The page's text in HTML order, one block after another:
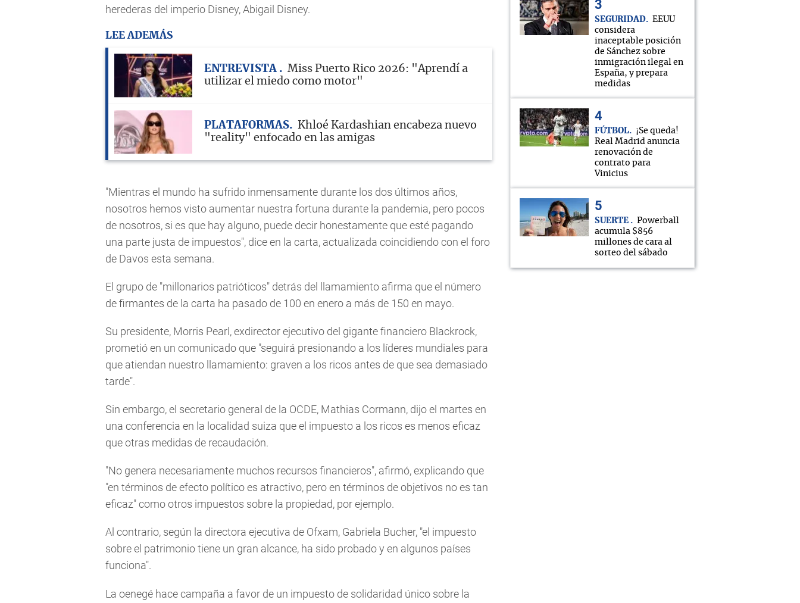
herederas del imperio Disney, Abigail Disney.
LEE ADEMÁS
ENTREVISTA
Miss Puerto Rico 2026: "Aprendí a
utilizar el miedo como motor"
PLATAFORMAS
Khloé Kardashian encabeza nuevo
"reality" enfocado en las amigas
"Mientras el mundo ha sufrido inmensamente durante los dos últimos años,
nosotros hemos visto aumentar nuestra fortuna durante la pandemia, pero pocos
de nosotros, si es que hay alguno, puede decir honestamente que esté pagando
una parte justa de impuestos", dice en la carta, actualizada coincidiendo con el foro
de Davos esta semana.
El grupo de "millonarios patrióticos" detrás del llamamiento afirma que el número
de firmantes de la carta ha pasado de 100 en enero a más de 150 en mayo.
Su presidente, Morris Pearl, exdirector ejecutivo del gigante financiero Blackrock,
prometió en un comunicado que "seguirá presionando a los líderes mundiales para
que atiendan nuestro llamamiento: graven a los ricos antes de que sea demasiado
tarde".
Sin embargo, el secretario general de la OCDE, Mathias Cormann, dijo el martes en
una conferencia en la localidad suiza que el impuesto a los ricos es menos eficaz
que otras medidas de recaudación.
"No genera necesariamente muchos recursos financieros", afirmó, explicando que
"en términos de efecto político es atractivo, pero en términos de objetivos no es tan
eficaz" como otros impuestos sobre la propiedad, por ejemplo.
Al contrario, según la directora ejecutiva de Ofxam, Gabriela Bucher, "el impuesto
sobre el patrimonio tiene un gran alcance, ha sido probado y en algunos países
funciona".
La oenegé hace campaña a favor de un impuesto de solidaridad único sobre la
SEGURIDAD
EEUU
considera
inaceptable posición
de Sánchez sobre
inmigración ilegal en
España, y prepara
medidas
FÚTBOL
¡Se queda!
Real Madrid anuncia
renovación de
contrato para
Vinicius
SUERTE
Powerball
acumula $856
millones de cara al
sorteo del sábado